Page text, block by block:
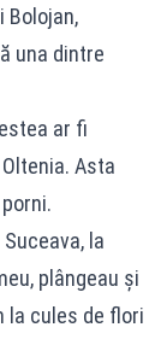
una dintre
ar fi
Asta
la
plângeau și
la cules de flori